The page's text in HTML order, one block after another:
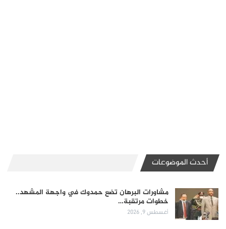
أحدث الموضوعات
مشاورات البرهان تضع حمدوك في واجهة المشهد..
خطوات مرتقبة…
أغسطس 9, 2026